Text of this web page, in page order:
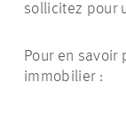
sollicitez pour
Pour en savoir
immobilier :